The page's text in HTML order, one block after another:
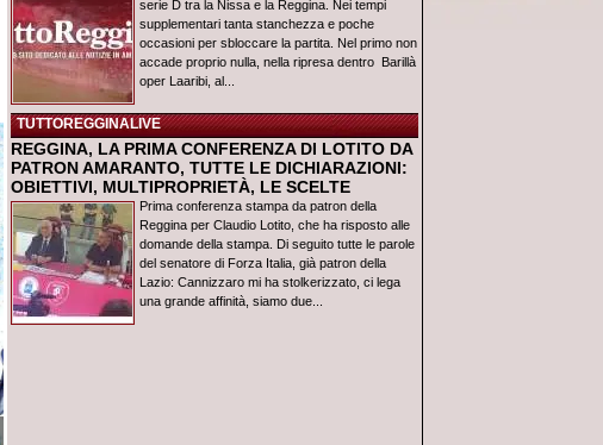
serie D tra la Nissa e la Reggina. Nei tempi
supplementari tanta stanchezza e poche
occasioni per sbloccare la partita. Nel primo non
accade proprio nulla, nella ripresa dentro Barillà
oper Laaribi, al...
TUTTOREGGINALIVE
REGGINA, LA PRIMA CONFERENZA DI LOTITO DA
PATRON AMARANTO, TUTTE LE DICHIARAZIONI:
OBIETTIVI, MULTIPROPRIETÀ, LE SCELTE
Prima conferenza stampa da patron della
Reggina per Claudio Lotito, che ha risposto alle
domande della stampa. Di seguito tutte le parole
del senatore di Forza Italia, già patron della
Lazio: Cannizzaro mi ha stolkerizzato, ci lega
una grande affinità, siamo due...